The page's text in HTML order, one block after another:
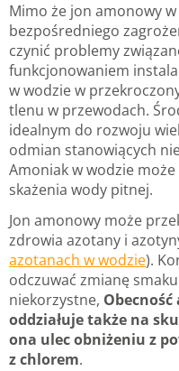
Mimo że jon amonowy
bezpośredniego
czynić problemy
funkcjonowaniem
w wodzie w
tlenu w przewodach.
idealnym do rozwoju
odmian stanowiących
Amoniak w wodzie
skażenia wody pitnej.
Jon amonowy może
zdrowia azotany i
azotanach w wodzie).
odczuwać zmianę
niekorzystne,
oddziałuje także na
ona ulec obniżeniu z
z chlorem.